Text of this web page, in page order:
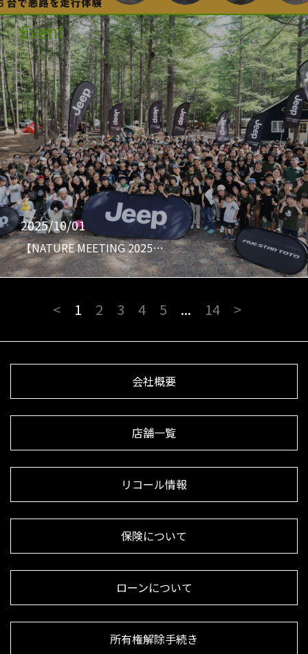
Event
2025/10/01
【NATURE MEETING 2025…
< 1 2 3 4 5 ... 14 >
会社概要
店舗一覧
リコール情報
保険について
ローンについて
所有権解除手続き